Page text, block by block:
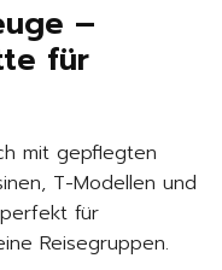
–
für
mit gepflegten
T-Modellen und
für
Reisegruppen.